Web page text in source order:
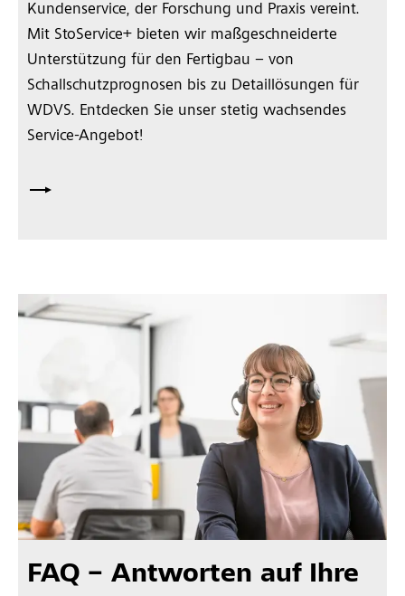
Kundenservice, der Forschung und Praxis vereint.
Mit StoService+ bieten wir maßgeschneiderte
Unterstützung für den Fertigbau – von
Schallschutzprognosen bis zu Detaillösungen für
WDVS. Entdecken Sie unser stetig wachsendes
Service-Angebot!
FAQ – Antworten auf Ihre